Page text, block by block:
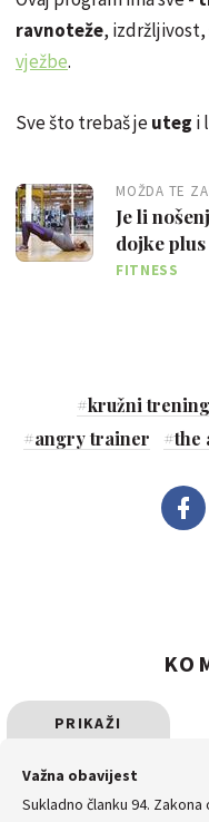
ravnoteže,
vježbe.
Sve što trebaš jeuteg i
MOŽDA TE
Je li
dojke
FITNESS
#kružni trening
#angry trainer #the
PRIKAŽI
SVE
KOMENTARE
Važna obavijest
Sukladno članku 94.